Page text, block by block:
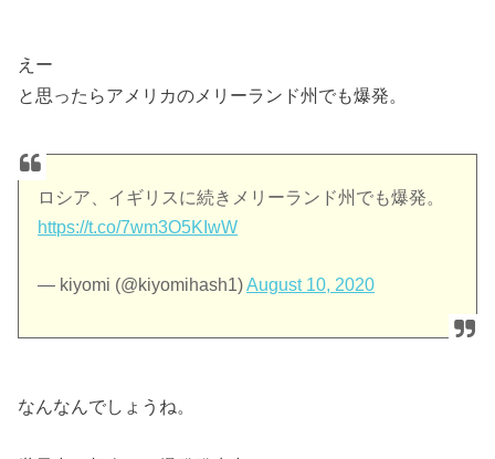
えー
と思ったらアメリカのメリーランド州でも爆発。
ロシア、イギリスに続きメリーランド州でも爆発。
https://t.co/7wm3O5KIwW
— kiyomi (@kiyomihash1)August 10, 2020
なんなんでしょうね。